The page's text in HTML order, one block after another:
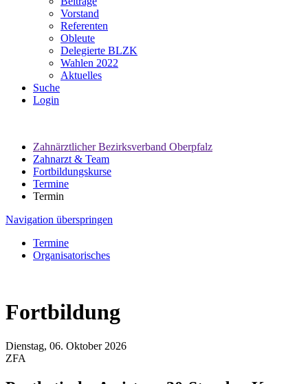
Vorstand
Referenten
Obleute
Delegierte BLZK
Wahlen 2022
Aktuelles
Suche
Login
Zahnärztlicher Bezirksverband Oberpfalz
Zahnarzt & Team
Fortbildungskurse
Termine
Termin
Navigation überspringen
Termine
Organisatorisches
Fortbildung
Dienstag, 06. Oktober 2026
ZFA